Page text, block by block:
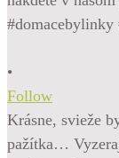
•
Follow
Krásne, svieže
pažítka…